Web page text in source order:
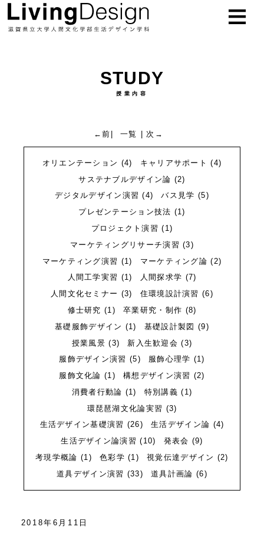
学科概要ABOUT
研究紹介RESEARCH
授業紹介STUDY
進路CAREER
入試EXAM
質問Q&A
STUDY
授業内容
←前 | 一覧 |次→
オリエンテーション (4) キャリアサポート (4)
サステナブルデザイン論 (2)
デジタルデザイン演習 (4) バス見学 (5)
プレゼンテーション技法 (1)
プロジェクト演習 (1)
マーケティングリサーチ演習 (3)
マーケティング演習 (1) マーケティング論 (2)
人間工学実習 (1) 人間探求学 (7)
人間文化セミナー (3) 住環境設計演習 (6)
修士研究 (1) 卒業研究・制作 (8)
基礎服飾デザイン (1) 基礎設計製図 (9)
授業風景 (3) 新入生歓迎会 (3)
服飾デザイン演習 (5) 服飾心理学 (1)
服飾文化論 (1) 構想デザイン演習 (2)
消費者行動論 (1) 特別講義 (1)
環琵琶湖文化論実習 (3)
生活デザイン基礎演習 (26) 生活デザイン論 (4)
生活デザイン論演習 (10) 発表会 (9)
考現学概論 (1) 色彩学 (1) 視覚伝達デザイン (2)
道具デザイン演習 (33) 道具計画論 (6)
2018年6月11日